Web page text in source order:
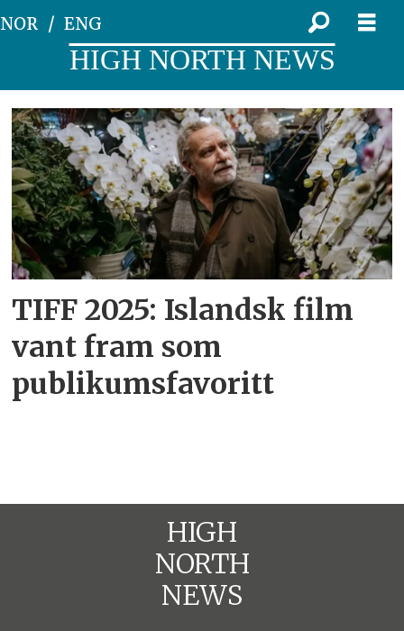
NOR ENG
HIGH NORTH NEWS
Tag:
in
my
hand
TIFF 2025: Islandsk film
vant fram som
publikumsfavoritt
HIGH
NORTH
NEWS